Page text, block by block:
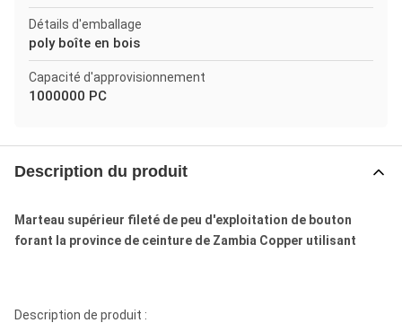
Détails d'emballage
poly boîte en bois
Capacité d'approvisionnement
1000000 PC
Description du produit
Marteau supérieur fileté de peu d'exploitation de bouton
forant la province de ceinture de Zambia Copper utilisant
Description de produit :